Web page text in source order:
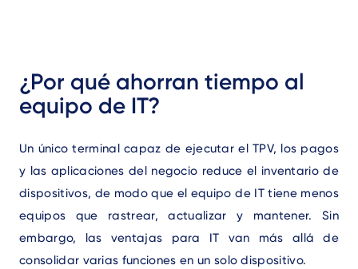
¿Por qué ahorran tiempo al
equipo de IT?
Un único terminal capaz de ejecutar el TPV, los pagos
y las aplicaciones del negocio reduce el inventario de
dispositivos, de modo que el equipo de IT tiene menos
equipos que rastrear, actualizar y mantener. Sin
embargo, las ventajas para IT van más allá de
consolidar varias funciones en un solo dispositivo.